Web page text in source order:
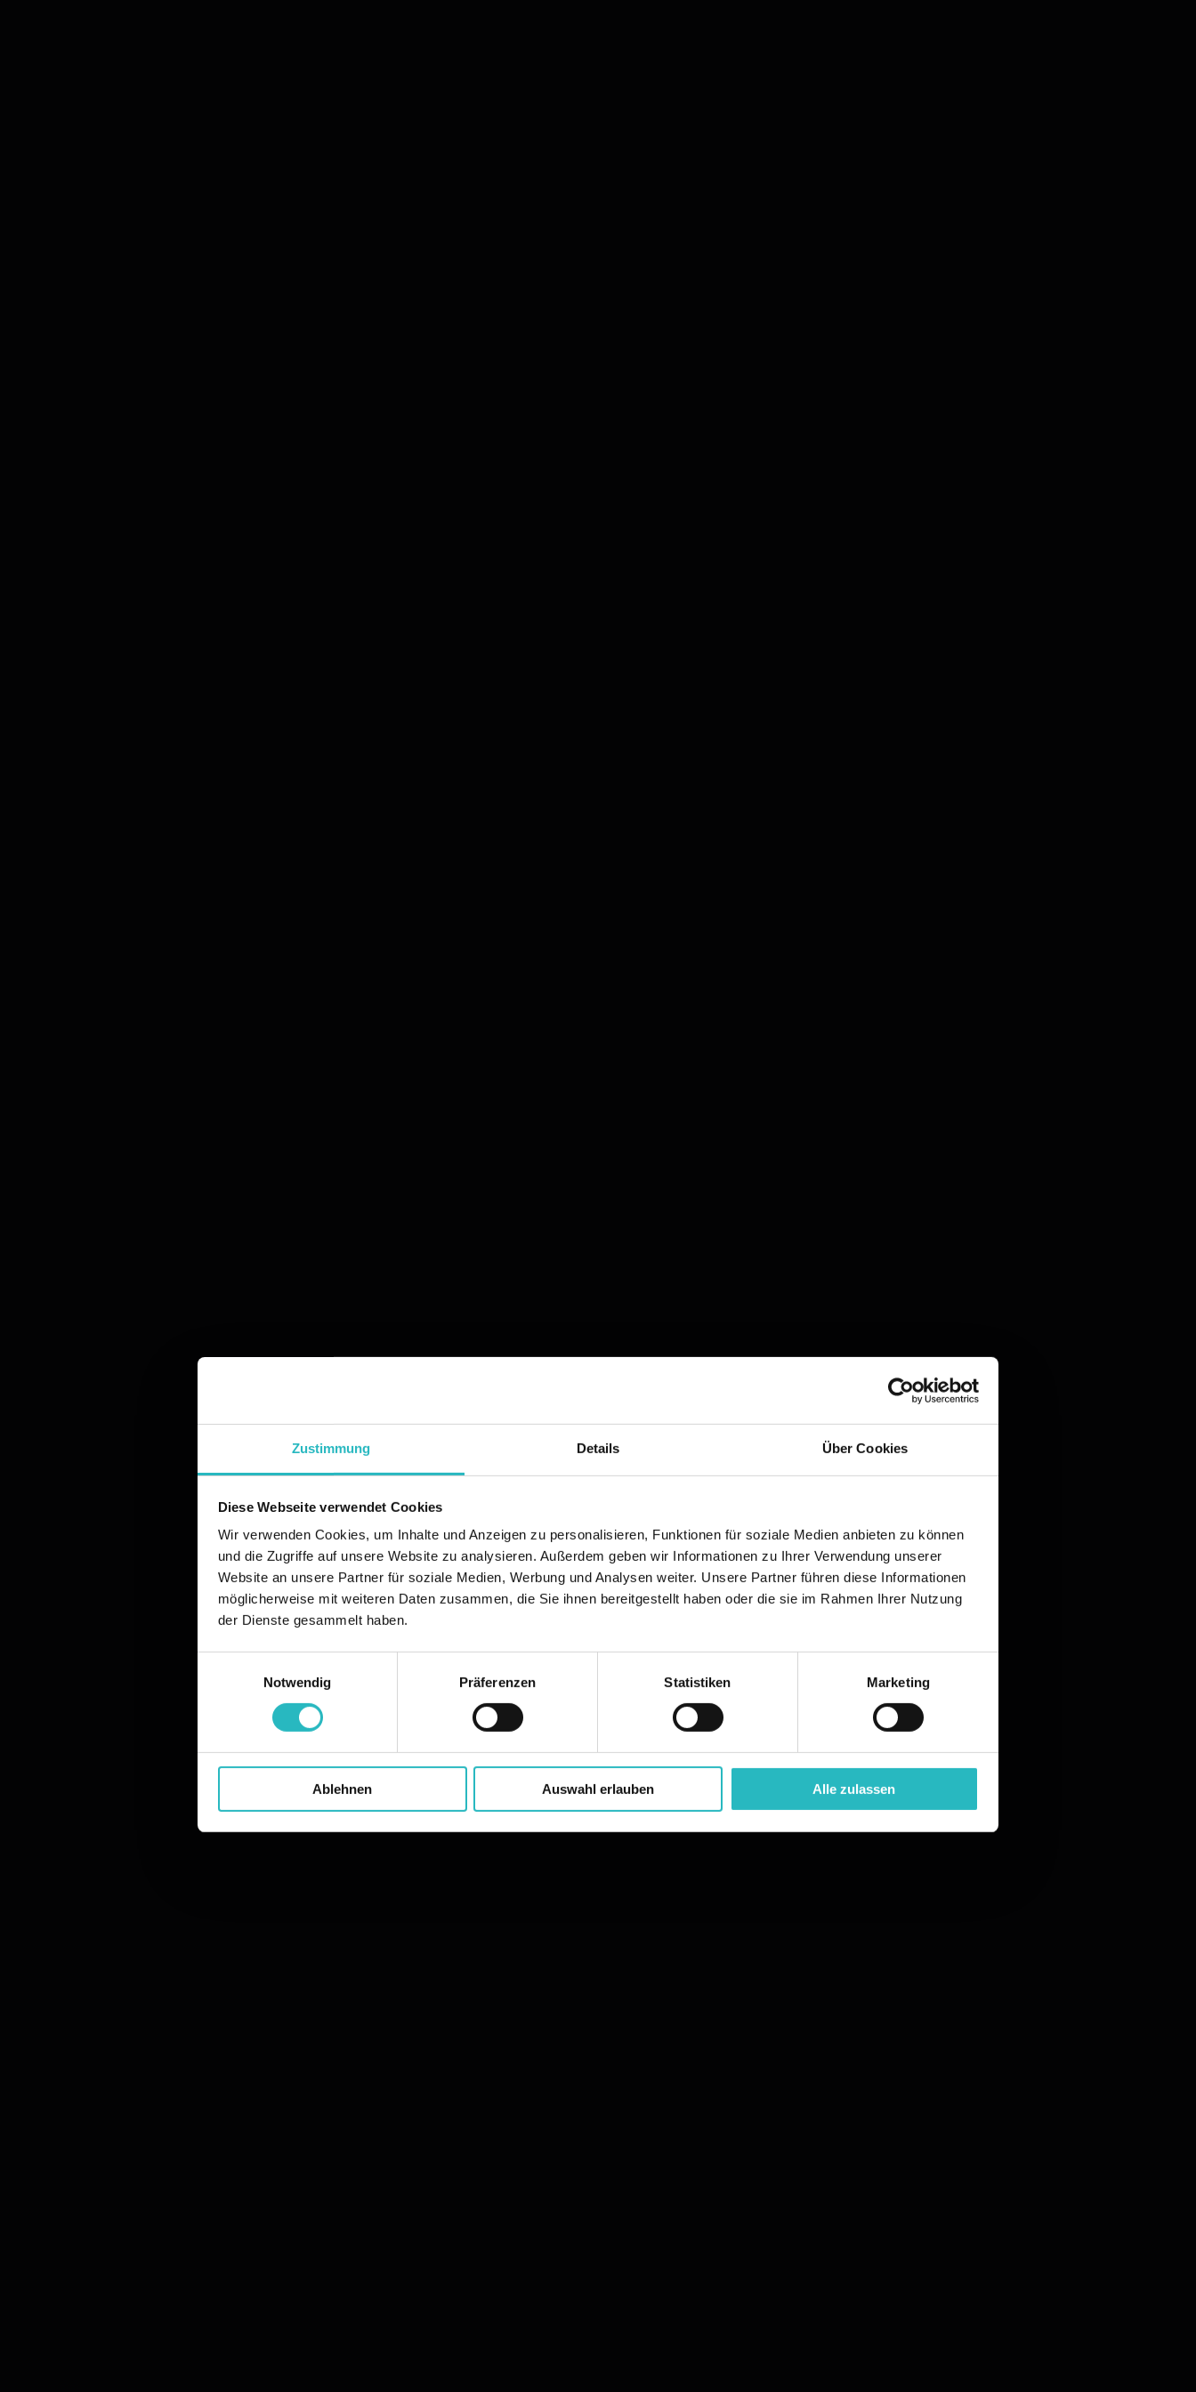
Zustimmung Details Über Cookies
Diese Webseite verwendet Cookies
Wir verwenden Cookies, um Inhalte und Anzeigen zu personalisieren, Funktionen für soziale Medien anbieten zu können
und die Zugriffe auf unsere Website zu analysieren. Außerdem geben wir Informationen zu Ihrer Verwendung unserer
Website an unsere Partner für soziale Medien, Werbung und Analysen weiter. Unsere Partner führen diese Informationen
möglicherweise mit weiteren Daten zusammen, die Sie ihnen bereitgestellt haben oder die sie im Rahmen Ihrer Nutzung
der Dienste gesammelt haben.
Notwendig
Präferenzen Statistiken Marketing
Ablehnen Auswahl erlauben Alle zulassen